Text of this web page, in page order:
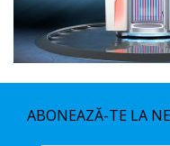
ABONEAZĂ-TE LA